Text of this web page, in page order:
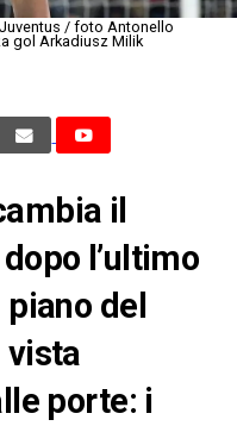
/ foto Antonello
gol Arkadiusz Milik
il
l’ultimo
del
vista
porte: i